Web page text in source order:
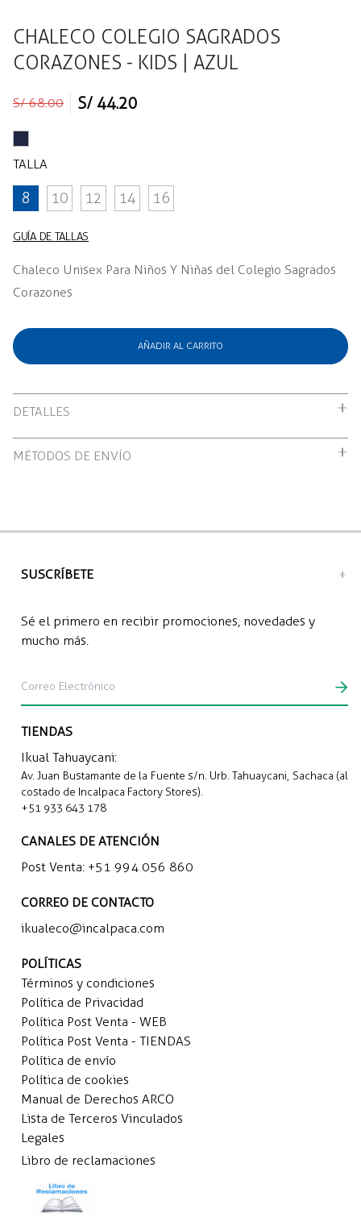
CHALECO COLEGIO SAGRADOS
CORAZONES - KIDS | AZUL
Precio
S/ 68.00
Precio
S/ 44.20
TALLA
8 10 12 14 16
GUÍA DE TALLAS
Chaleco Unisex Para Niños Y Niñas del Colegio Sagrados
Corazones
AÑADIR AL CARRITO
DETALLES
Chaleco Unisex Para Niños Y Niñas del Colegio Sagrados
MÉTODOS DE ENVÍO
Envío a domicilio: S/12.00 soles
TIENDAS
Ikual Tahuaycani:
Av. Juan Bustamante de la Fuente s/n. Urb. Tahuaycani, Sachaca (al
costado de Incalpaca Factory Stores).
+51 933 643 178
CANALES DE ATENCIÓN
Post Venta: +51 994 056 860
CORREO DE CONTACTO
ikualeco@incalpaca.com
POLÍTICAS
Términos y condiciones
Política de Privacidad
Política Post Venta - WEB
Política Post Venta - TIENDAS
Política de envío
Política de cookies
Manual de Derechos ARCO
Lista de Terceros Vinculados
Legales
Libro de reclamaciones
SUSCRÍBETE
Sé el primero en recibir promociones, novedades y
mucho más.